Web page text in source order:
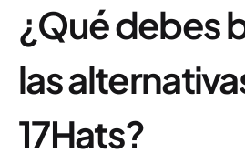
¿Qué debes
las
17Hats?